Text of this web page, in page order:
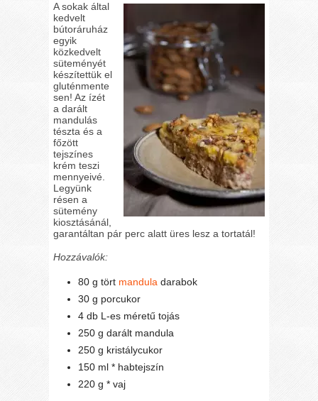
A sokak által
kedvelt
bútoráruház
egyik
közkedvelt
süteményét
készítettük el
gluténmente
sen! Az ízét
a darált
mandulás
tészta és a
főzött
tejszínes
krém teszi
mennyeivé.
Legyünk
résen a
sütemény
kiosztásánál,
garantáltan pár perc alatt üres lesz a tortatál!
Hozzávalók:
80 g tört mandula darabok
30 g porcukor
4 db L-es méretű tojás
250 g darált mandula
250 g kristálycukor
150 ml * habtejszín
220 g * vaj